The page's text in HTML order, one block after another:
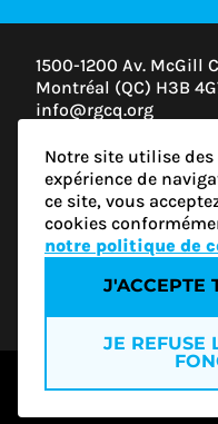
Notre site utilise
expérience de
ce site, vous
cookies
notre politique de
J'ACCEPTE
JE REFUSE
1500-1200 Av. McGill
Montréal (QC) H3B
info@rgcq.org
MONTRÉAL
QUÉBEC
OUTAOUAIS
ESTRIE
© 2026 RGCQ